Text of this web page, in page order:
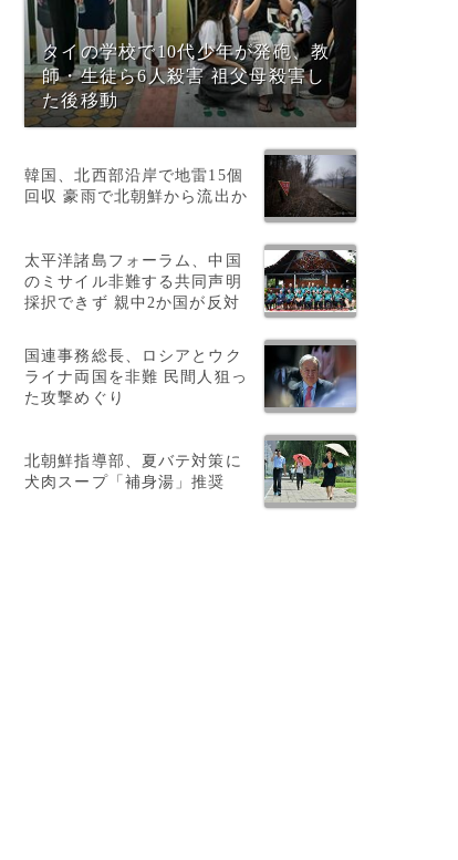
タイの学校で10代少年が発砲、教
師・生徒ら6人殺害 祖父母殺害し
た後移動
韓国、北西部沿岸で地雷15個
回収 豪雨で北朝鮮から流出か
太平洋諸島フォーラム、中国
のミサイル非難する共同声明
採択できず 親中2か国が反対
国連事務総長、ロシアとウク
ライナ両国を非難 民間人狙っ
た攻撃めぐり
北朝鮮指導部、夏バテ対策に
犬肉スープ「補身湯」推奨